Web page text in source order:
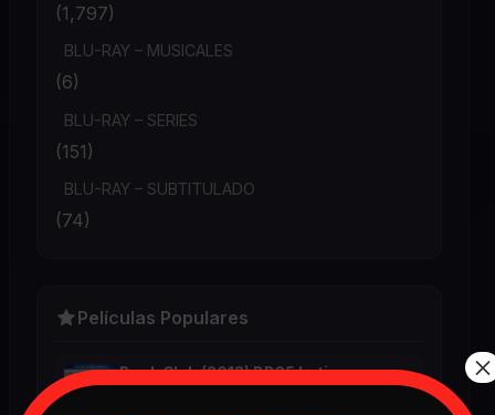
(1,797)
BLU-RAY – MUSICALES
(6)
BLU-RAY – SERIES
(151)
BLU-RAY – SUBTITULADO
(74)
Películas Populares
Book Club (2018) BD25 Latino ×